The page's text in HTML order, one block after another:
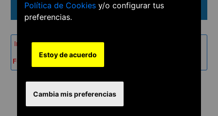
Política de Cookies y/o configurar tus
preferencias.
Estoy de acuerdo
Cambia mis preferencias
Menú
Inicio → Productos → Teléfonos
Fuente de alimentación PoE Avaya SPPOE-1A